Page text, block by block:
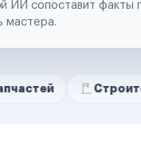
ИИ сопоставит факты
мастера.
Строительные